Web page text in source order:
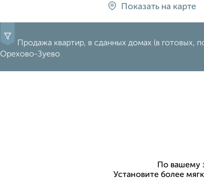
Показать на карте
Продажа квартир, в сданных домах (в готовых,
Орехово-Зуево
По вашему
Установите более